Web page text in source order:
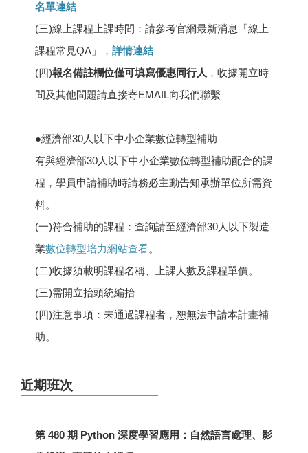
名單連結
(三)線上課程上課時間：請參考官網最新消息「線上
課程常見QA」， 詳情連結
(四)報名備註欄位僅可填寫優惠同行人 ，收據開立時
間及其他問題請直接寄EMAIL向我們聯繫
●經濟部30人以下中小企業數位轉型補助
有與經濟部30人以下中小企業數位轉型補助配合的課
程，學員申請補助時請務必主動告知承辦單位所需資
料。
(一)符合補助的課程：查詢請至經濟部30人以下製造
業數位轉型培力網站查看。
(二)收據須載明課程名稱、上課人數及課程單價。
(三)需開立抬頭統編抬
(四)注意事項：未通過課程者，恕無法申請本計畫補
助。
近期班次
第 480 期 Python 深度學習應用：自然語言處理、影